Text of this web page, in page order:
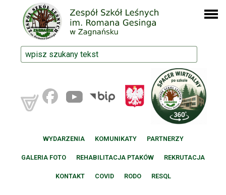
WYDARZENIA KOMUNIKATY PARTNERZY
GALERIA FOTO REHABILITACJA PTAKÓW REKRUTACJA
KONTAKT COVID RODO RESQL